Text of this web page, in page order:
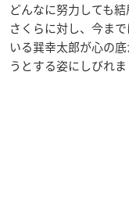
どんなに努力しても
さくらに対し、今ま
いる巽幸太郎が心の
うとする姿にしびれま